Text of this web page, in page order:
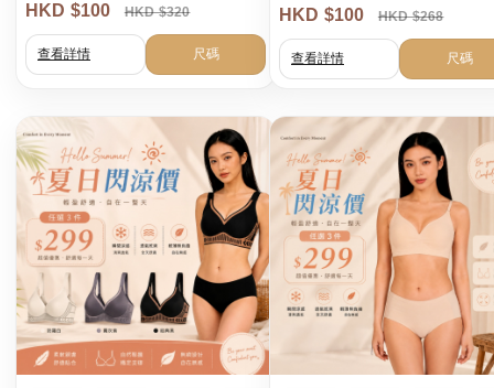
HKD $100 HKD $320
查看詳情 尺碼
HKD $100 HKD $268
查看詳情 尺碼